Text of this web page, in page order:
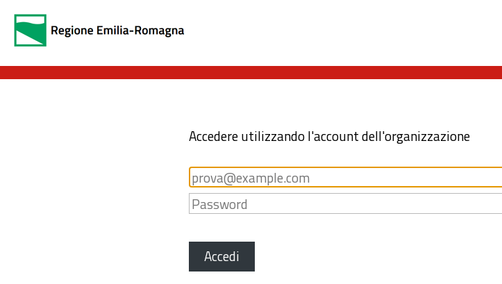
Accedere utilizzando l'account dell'organizzazione
Accedi